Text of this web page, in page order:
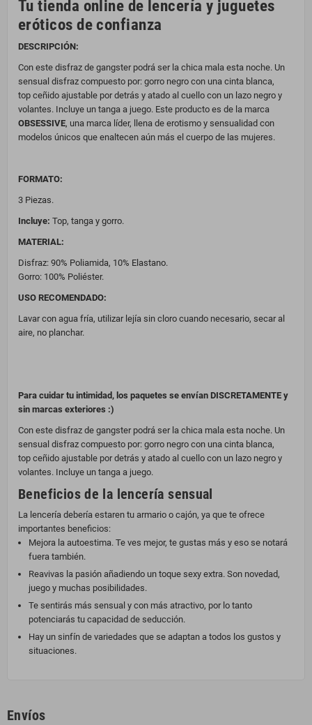
Tu tienda online de lencería y juguetes
eróticos de confianza
DESCRIPCIÓN:
Con este disfraz de gangster podrá ser la chica mala esta noche. Un
sensual disfraz compuesto por: gorro negro con una cinta blanca,
top ceñido ajustable por detrás y atado al cuello con un lazo negro y
volantes. Incluye un tanga a juego. Este producto es de la marca
OBSESSIVE, una marca líder, llena de erotismo y sensualidad con
modelos únicos que enaltecen aún más el cuerpo de las mujeres.
FORMATO:
3 Piezas.
Incluye: Top, tanga y gorro.
MATERIAL:
Disfraz: 90% Poliamida, 10% Elastano.
Gorro: 100% Poliéster.
USO RECOMENDADO:
Lavar con agua fría, utilizar lejía sin cloro cuando necesario, secar al
aire, no planchar.
Para cuidar tu intimidad, los paquetes se envían DISCRETAMENTE y
sin marcas exteriores :)
Con este disfraz de gangster podrá ser la chica mala esta noche. Un
sensual disfraz compuesto por: gorro negro con una cinta blanca,
top ceñido ajustable por detrás y atado al cuello con un lazo negro y
volantes. Incluye un tanga a juego.
Beneficios de la lencería sensual
La lencería debería estaren tu armario o cajón, ya que te ofrece
importantes beneficios:
Mejora la autoestima. Te ves mejor, te gustas más y eso se notará
fuera también.
Reavivas la pasión añadiendo un toque sexy extra. Son novedad,
juego y muchas posibilidades.
Te sentirás más sensual y con más atractivo, por lo tanto
potenciarás tu capacidad de seducción.
Hay un sinfín de variedades que se adaptan a todos los gustos y
situaciones.
Envíos